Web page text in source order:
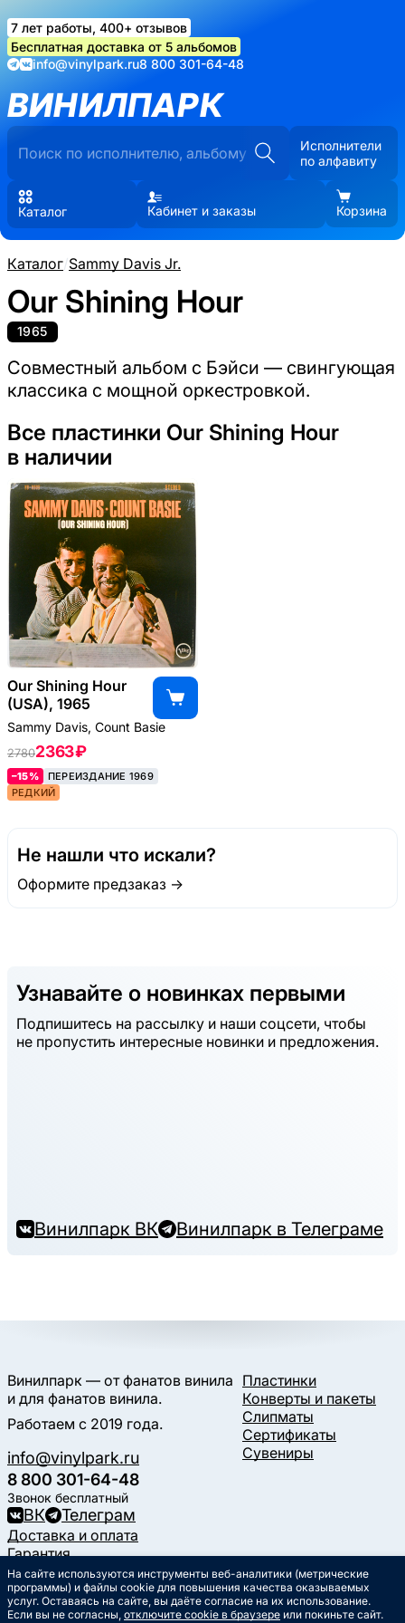
7 лет работы, 400+ отзывов
Бесплатная доставка от 5 альбомов
info@vinylpark.ru8 800 301-64-48
ВИНИЛПАРК
Исполнители
по алфавиту
Каталог Кабинет и заказы Корзина
Каталог/Sammy Davis Jr.
Our Shining Hour
1965
Совместный альбом с Бэйси — свингующая
классика с мощной оркестровкой.
Все пластинки Our Shining Hour
в наличии
Our Shining Hour
(USA), 1965
Sammy Davis, Count Basie
27802363 ₽
–15%
ПЕРЕИЗДАНИЕ 1969
РЕДКИЙ
Не нашли что искали?
Оформите предзаказ →
Узнавайте о новинках первыми
Подпишитесь на рассылку и наши соцсети, чтобы
не пропустить интересные новинки и предложения.
Винилпарк ВК Винилпарк в Телеграме
Винилпарк — от фанатов винила
и для фанатов винила.
Работаем с 2019 года.
info@vinylpark.ru
8 800 301-64-48
Звонок бесплатный
ВК Телеграм
Пластинки
Конверты и пакеты
Слипматы
Сертификаты
Сувениры
Доставка и оплата
Гарантия
Контакты
Статьи
Музыкальный календарь
На сайте используются инструменты веб-аналитики (метрические
программы) и файлы cookie для повышения качества оказываемых
услуг. Оставаясь на сайте, вы даёте согласие на их использование.
Если вы не согласны, отключите cookie в браузере или покиньте сайт.